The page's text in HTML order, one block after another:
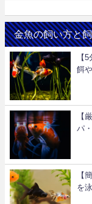
金魚の飼い方と
【
餌
【
パ
【
を